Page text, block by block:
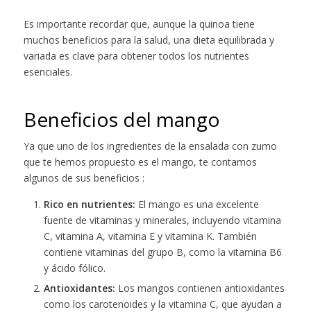
Es importante recordar que, aunque la quinoa tiene
muchos beneficios para la salud, una dieta equilibrada y
variada es clave para obtener todos los nutrientes
esenciales.
Beneficios del mango
Ya que uno de los ingredientes de la ensalada con zumo
que te hemos propuesto es el mango, te contamos
algunos de sus beneficios :
Rico en nutrientes: El mango es una excelente
fuente de vitaminas y minerales, incluyendo vitamina
C, vitamina A, vitamina E y vitamina K. También
contiene vitaminas del grupo B, como la vitamina B6
y ácido fólico.
Antioxidantes: Los mangos contienen antioxidantes
como los carotenoides y la vitamina C, que ayudan a